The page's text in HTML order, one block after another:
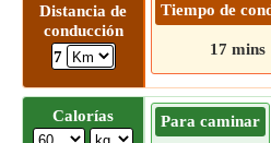
Distancia de
conducción
7
Tiempo de
17 mins
Calorías Para caminar